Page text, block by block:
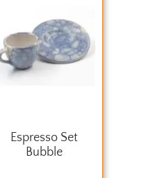
Espresso Set
Bubble